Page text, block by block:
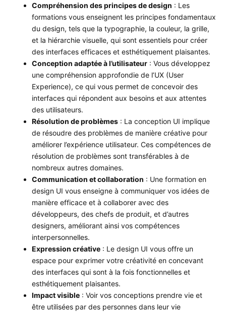
Compréhension des principes de design : Les
formations vous enseignent les principes fondamentaux
du design, tels que la typographie, la couleur, la grille,
et la hiérarchie visuelle, qui sont essentiels pour créer
des interfaces efficaces et esthétiquement plaisantes.
Conception adaptée à l’utilisateur : Vous développez
une compréhension approfondie de l’UX (User
Experience), ce qui vous permet de concevoir des
interfaces qui répondent aux besoins et aux attentes
des utilisateurs.
Résolution de problèmes : La conception UI implique
de résoudre des problèmes de manière créative pour
améliorer l’expérience utilisateur. Ces compétences de
résolution de problèmes sont transférables à de
nombreux autres domaines.
Communication et collaboration : Une formation en
design UI vous enseigne à communiquer vos idées de
manière efficace et à collaborer avec des
développeurs, des chefs de produit, et d’autres
designers, améliorant ainsi vos compétences
interpersonnelles.
Expression créative : Le design UI vous offre un
espace pour exprimer votre créativité en concevant
des interfaces qui sont à la fois fonctionnelles et
esthétiquement plaisantes.
Impact visible : Voir vos conceptions prendre vie et
être utilisées par des personnes dans leur vie